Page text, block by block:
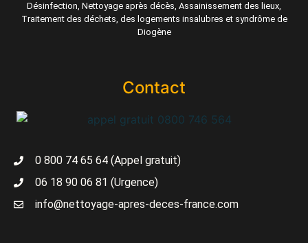
Désinfection, Nettoyage après décès, Assainissement des lieux,
Traitement des déchets, des logements insalubres et syndrôme de
Diogène
Contact
0 800 74 65 64 (Appel gratuit)
06 18 90 06 81 (Urgence)
info@nettoyage-apres-deces-france.com